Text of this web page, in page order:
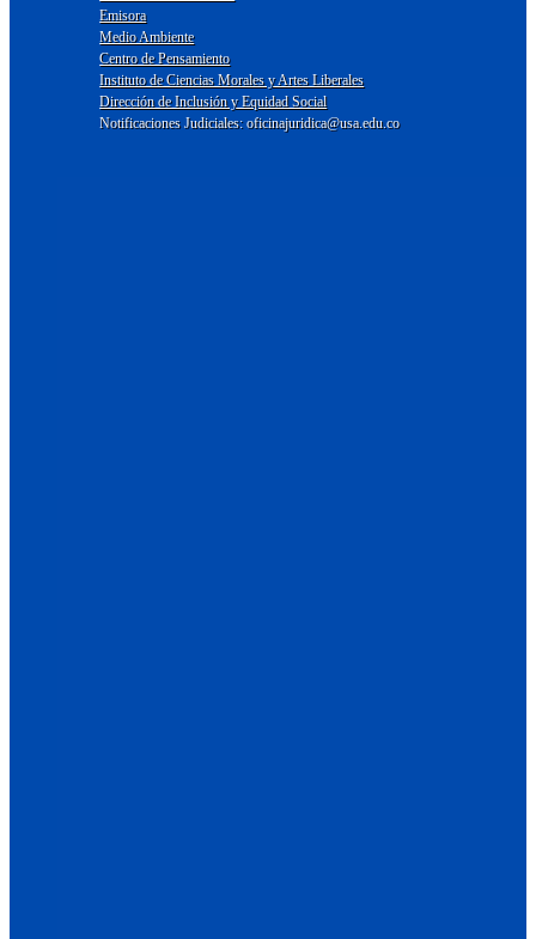
Emisora
Medio Ambiente
Centro de Pensamiento
Instituto de Ciencias Morales y Artes Liberales
Dirección de Inclusión y Equidad Social
Notificaciones Judiciales: oficinajuridica@usa.edu.co